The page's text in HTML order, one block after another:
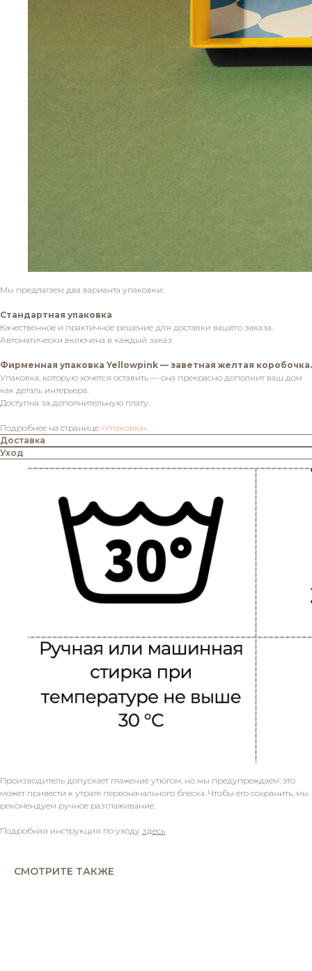
Мы предлагаем два варианта упаковки:
Стандартная упаковка
Качественное и практичное решение для доставки вашего заказа.
Автоматически включена в каждый заказ.
Фирменная упаковка Yellowpink — заветная желтая коробочка.
Упаковка, которую хочется оставить — она прекрасно дополнит ваш дом
как деталь интерьера.
Доступна за дополнительную плату.
Подробнее на странице «Упаковка».
Доставка
Уход
Производитель допускает глажение утюгом, но мы предупреждаем: это
может привести к утрате первоначального блеска. Чтобы его сохранить, мы
рекомендуем ручное разглаживание.
Подробная инструкция по уходу здесь
СМОТРИТЕ ТАКЖЕ